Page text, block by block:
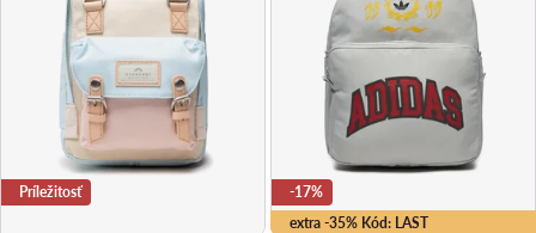
Príležitosť
extra -35% Kód: LAST
-17%